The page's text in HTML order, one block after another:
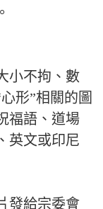
小不拘、數
形”相關的圖
福語、道場
英文或印尼
發給宗委會